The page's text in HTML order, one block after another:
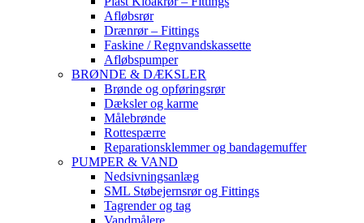
Afløbsrør
Drænrør – Fittings
Faskine / Regnvandskassette
Afløbspumper
BRØNDE & DÆKSLER
Brønde og opføringsrør
Dæksler og karme
Målebrønde
Rottespærre
Reparationsklemmer og bandagemuffer
PUMPER & VAND
Nedsivningsanlæg
SML Støbejernsrør og Fittings
Tagrender og tag
Vandmålere